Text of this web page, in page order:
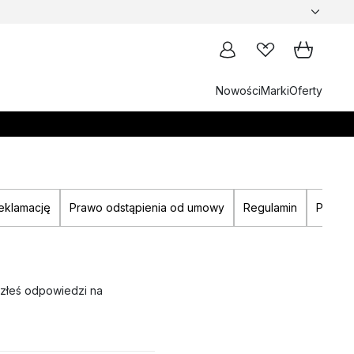
NowościMarkiOferty
Prawo odstąpienia od umowy Regulamin
odpowiedzi na